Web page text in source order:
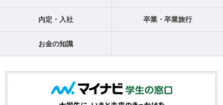
内定・入社 卒業・卒業旅行
お金の知識